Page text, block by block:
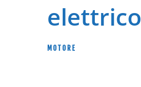
elettrico
MOTORE